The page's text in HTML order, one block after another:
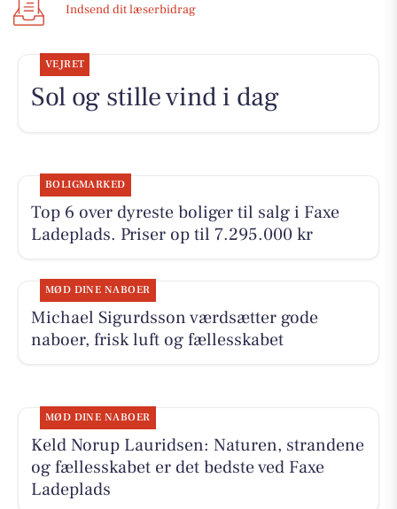
Indsend dit læserbidrag
VEJRET
Sol og stille vind i dag
BOLIGMARKED
Top 6 over dyreste boliger til salg i Faxe
Ladeplads. Priser op til 7.295.000 kr
MØD DINE NABOER
Michael Sigurdsson værdsætter gode
naboer, frisk luft og fællesskabet
MØD DINE NABOER
Keld Norup Lauridsen: Naturen, strandene
og fællesskabet er det bedste ved Faxe
Ladeplads